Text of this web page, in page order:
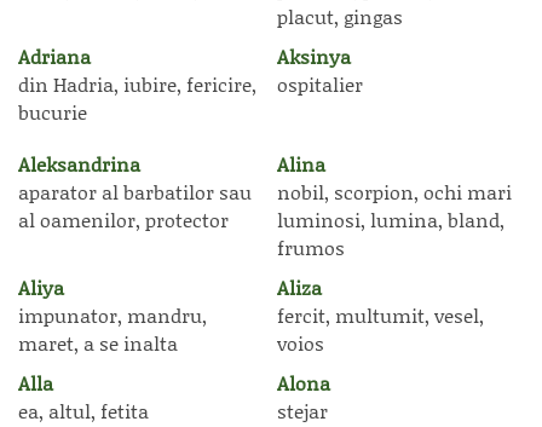
placut, gingas
Adriana
din Hadria, iubire, fericire,
bucurie
Aksinya
ospitalier
Aleksandrina
aparator al barbatilor sau
al oamenilor, protector
Alina
nobil, scorpion, ochi mari
luminosi, lumina, bland,
frumos
Aliya
impunator, mandru,
maret, a se inalta
Aliza
fercit, multumit, vesel,
voios
Alla
ea, altul, fetita
Alona
stejar